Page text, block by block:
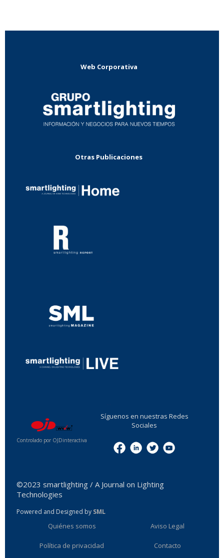
Web Corporativa
Otras Publicaciones
Controlado por OJDinteractiva
Síguenos en nuestras Redes
Sociales
©2023 smartlighting / A Journal on Lighting
Technologies
Powered and Designed by SML
Quiénes somos Aviso Legal
Política de privacidad Contacto